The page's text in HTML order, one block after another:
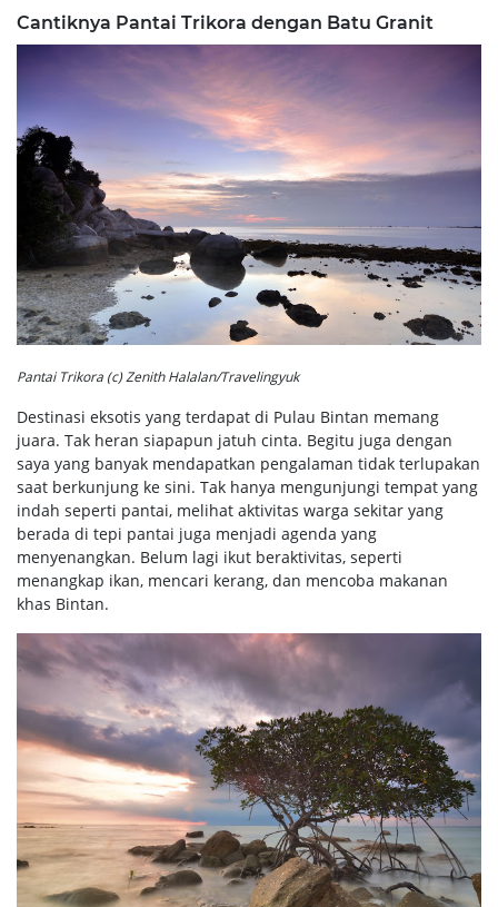
Cantiknya Pantai Trikora dengan Batu Granit
Pantai Trikora (c) Zenith Halalan/Travelingyuk
Destinasi eksotis yang terdapat di Pulau Bintan memang
juara. Tak heran siapapun jatuh cinta. Begitu juga dengan
saya yang banyak mendapatkan pengalaman tidak terlupakan
saat berkunjung ke sini. Tak hanya mengunjungi tempat yang
indah seperti pantai, melihat aktivitas warga sekitar yang
berada di tepi pantai juga menjadi agenda yang
menyenangkan. Belum lagi ikut beraktivitas, seperti
menangkap ikan, mencari kerang, dan mencoba makanan
khas Bintan.